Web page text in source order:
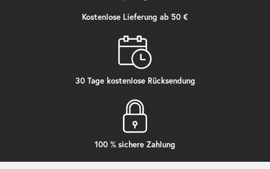
Kostenlose Lieferung ab 50 €
30 Tage kostenlose Rücksendung
100 % sichere Zahlung